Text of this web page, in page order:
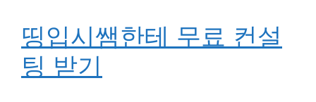
띵입시쌤한테 무료 컨설
팅 받기